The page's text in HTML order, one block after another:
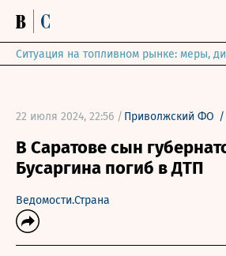
Ситуация на топливном рынке: меры,
22 июля 2024, 22:56 / Приволжский ФО /
В Саратове сын
Бусаргина погиб в ДТП
Ведомости.Страна